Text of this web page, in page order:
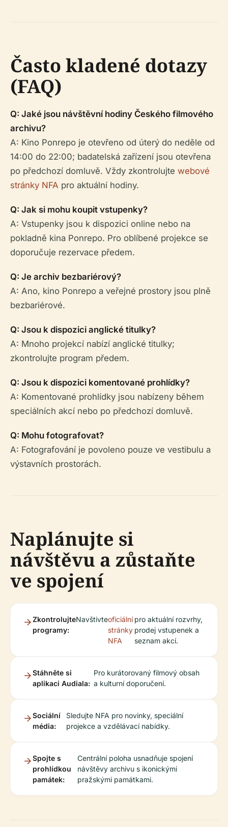
Často kladené dotazy
(FAQ)
Q: Jaké jsou návštěvní hodiny Českého filmového
archivu?
A: Kino Ponrepo je otevřeno od úterý do neděle od
14:00 do 22:00; badatelská zařízení jsou otevřena
po předchozí domluvě. Vždy zkontrolujte webové
stránky NFA pro aktuální hodiny.
Q: Jak si mohu koupit vstupenky?
A: Vstupenky jsou k dispozici online nebo na
pokladně kina Ponrepo. Pro oblíbené projekce se
doporučuje rezervace předem.
Q: Je archiv bezbariérový?
A: Ano, kino Ponrepo a veřejné prostory jsou plně
bezbariérové.
Q: Jsou k dispozici anglické titulky?
A: Mnoho projekcí nabízí anglické titulky;
zkontrolujte program předem.
Q: Jsou k dispozici komentované prohlídky?
A: Komentované prohlídky jsou nabízeny během
speciálních akcí nebo po předchozí domluvě.
Q: Mohu fotografovat?
A: Fotografování je povoleno pouze ve vestibulu a
výstavních prostorách.
Naplánujte si
návštěvu a zůstaňte
ve spojení
Zkontrolujte
programy:
Navštivteoficiální
stránky
NFA
pro aktuální rozvrhy,
prodej vstupenek a
seznam akcí.
Stáhněte si
aplikaci Audiala:
Pro kurátorovaný filmový obsah
a kulturní doporučení.
Sociální
média:
Sledujte NFA pro novinky, speciální
projekce a vzdělávací nabídky.
Spojte s
prohlídkou
památek:
Centrální poloha usnadňuje spojení
návštěvy archivu s ikonickými
pražskými památkami.